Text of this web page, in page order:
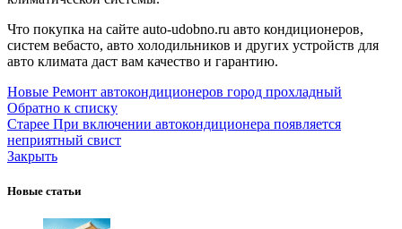
Что покупка на сайте auto-udobno.ru авто кондиционеров,
систем вебасто, авто холодильников и других устройств для
авто климата даст вам качество и гарантию.
Новые Ремонт автокондиционеров город прохладный
Обратно к списку
Старее При включении автокондиционера появляется
неприятный свист
Закрыть
Новые статьи